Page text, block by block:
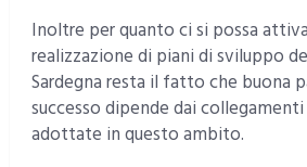
Inoltre per quanto ci si possa
realizzazione di piani di sviluppo
Sardegna resta il fatto che buona
successo dipende dai
adottate in questo ambito.